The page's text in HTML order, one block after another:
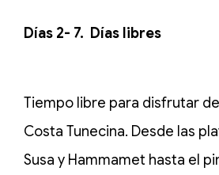
Días 2- 7. Días libres
Tiempo libre para disfrutar
Costa Tunecina. Desde las
Susa y Hammamet hasta el